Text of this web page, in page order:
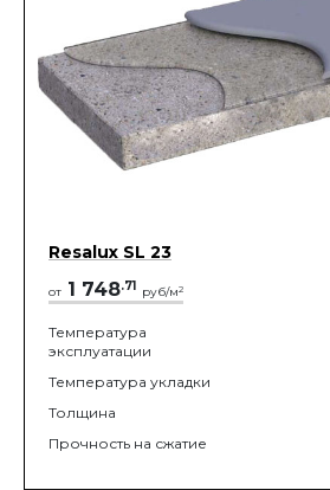
Resalux SL 23
от 1 748.71 руб/м2
Температура
эксплуатации
Температура укладки
Толщина
Прочность на сжатие